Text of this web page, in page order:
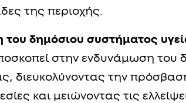
της περιοχής.
του δημόσιου συστήματος
στην ενδυνάμωση του
διευκολύνοντας την
και μειώνοντας τις